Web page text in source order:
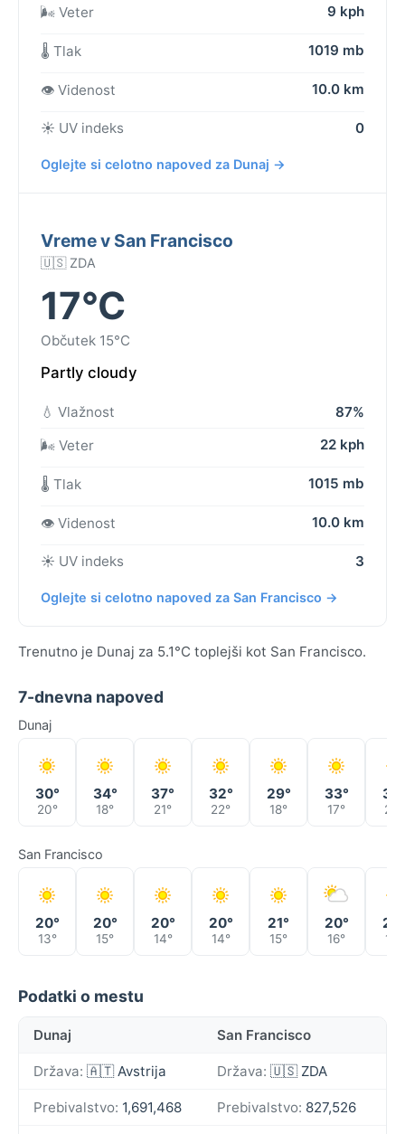
🌬️ Veter
9 kph
🌡️ Tlak 1019 mb
👁️ Videnost 10.0 km
☀️ UV indeks 0
Oglejte si celotno napoved za Dunaj →
Vreme v San Francisco
🇺🇸 ZDA
17°C
Občutek 15°C
Partly cloudy
💧 Vlažnost
87%
🌬️ Veter
22 kph
🌡️ Tlak 1015 mb
👁️ Videnost 10.0 km
☀️ UV indeks 3
Oglejte si celotno napoved za San Francisco →
Trenutno je Dunaj za 5.1°C toplejši kot San Francisco.
7-dnevna napoved
Dunaj
30°
20°
34°
18°
37°
21°
32°
22°
29°
18°
33°
17° 20°
San Francisco
20°
13°
20°
15°
20°
14°
20°
14°
21°
15°
20°
16° 16°
Podatki o mestu
Dunaj San Francisco
Država: 🇦🇹 Avstrija Država: 🇺🇸 ZDA
Prebivalstvo: 1,691,468 Prebivalstvo: 827,526